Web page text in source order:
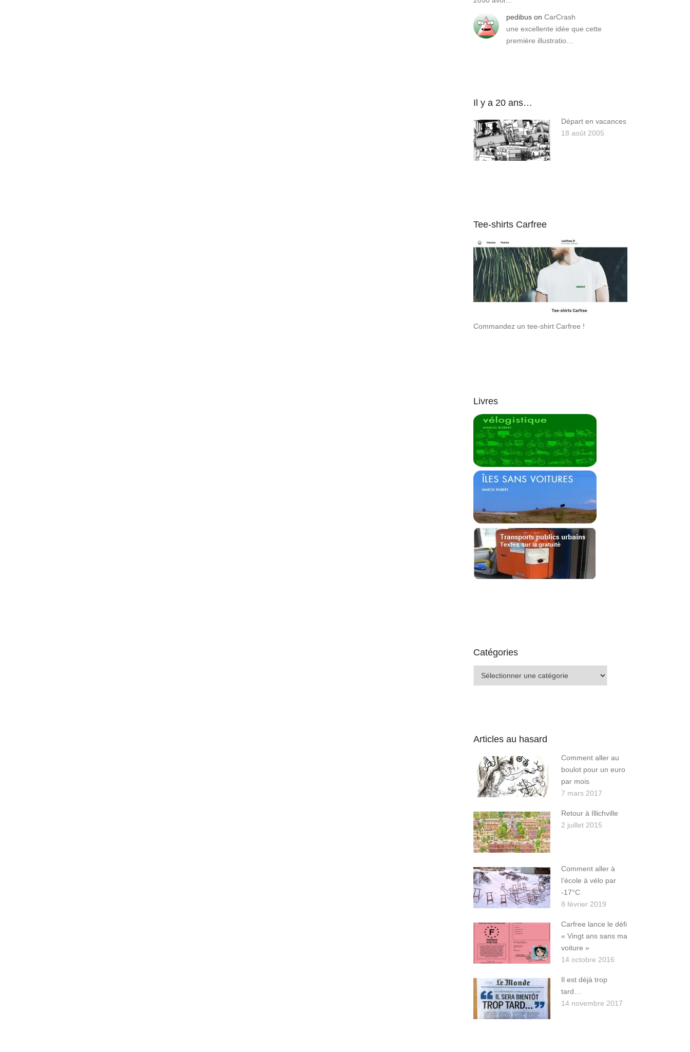
pedibus on CarCrash
une excellente idée que cette
première illustratio…
Il y a 20 ans…
Départ en vacances
18 août 2005
Tee-shirts Carfree
Commandez un tee-shirt Carfree !
Livres
Catégories
Articles au hasard
Comment aller au
boulot pour un euro
par mois
7 mars 2017
Retour à Illichville
2 juillet 2015
Comment aller à
l’école à vélo par
-17°C
8 février 2019
Carfree lance le défi
« Vingt ans sans ma
voiture »
14 octobre 2016
Il est déjà trop
tard…
14 novembre 2017